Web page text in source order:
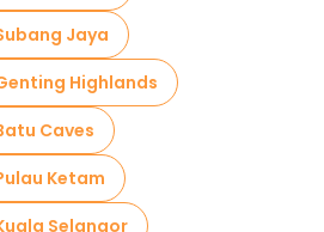
Jaya
Highlands
Caves
Ketam
Selangor